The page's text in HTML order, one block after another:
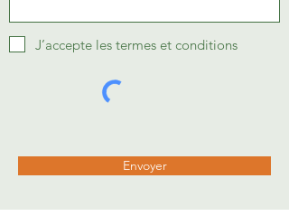
J’accepte les termes et conditions
Envoyer